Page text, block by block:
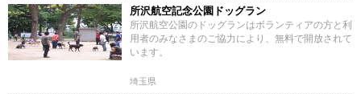
所沢航空記念公園ドッグラン
所沢航空公園のドッグランはボランティアの方と利
用者のみなさまのご協力により、無料で開放されて
います。
埼玉県